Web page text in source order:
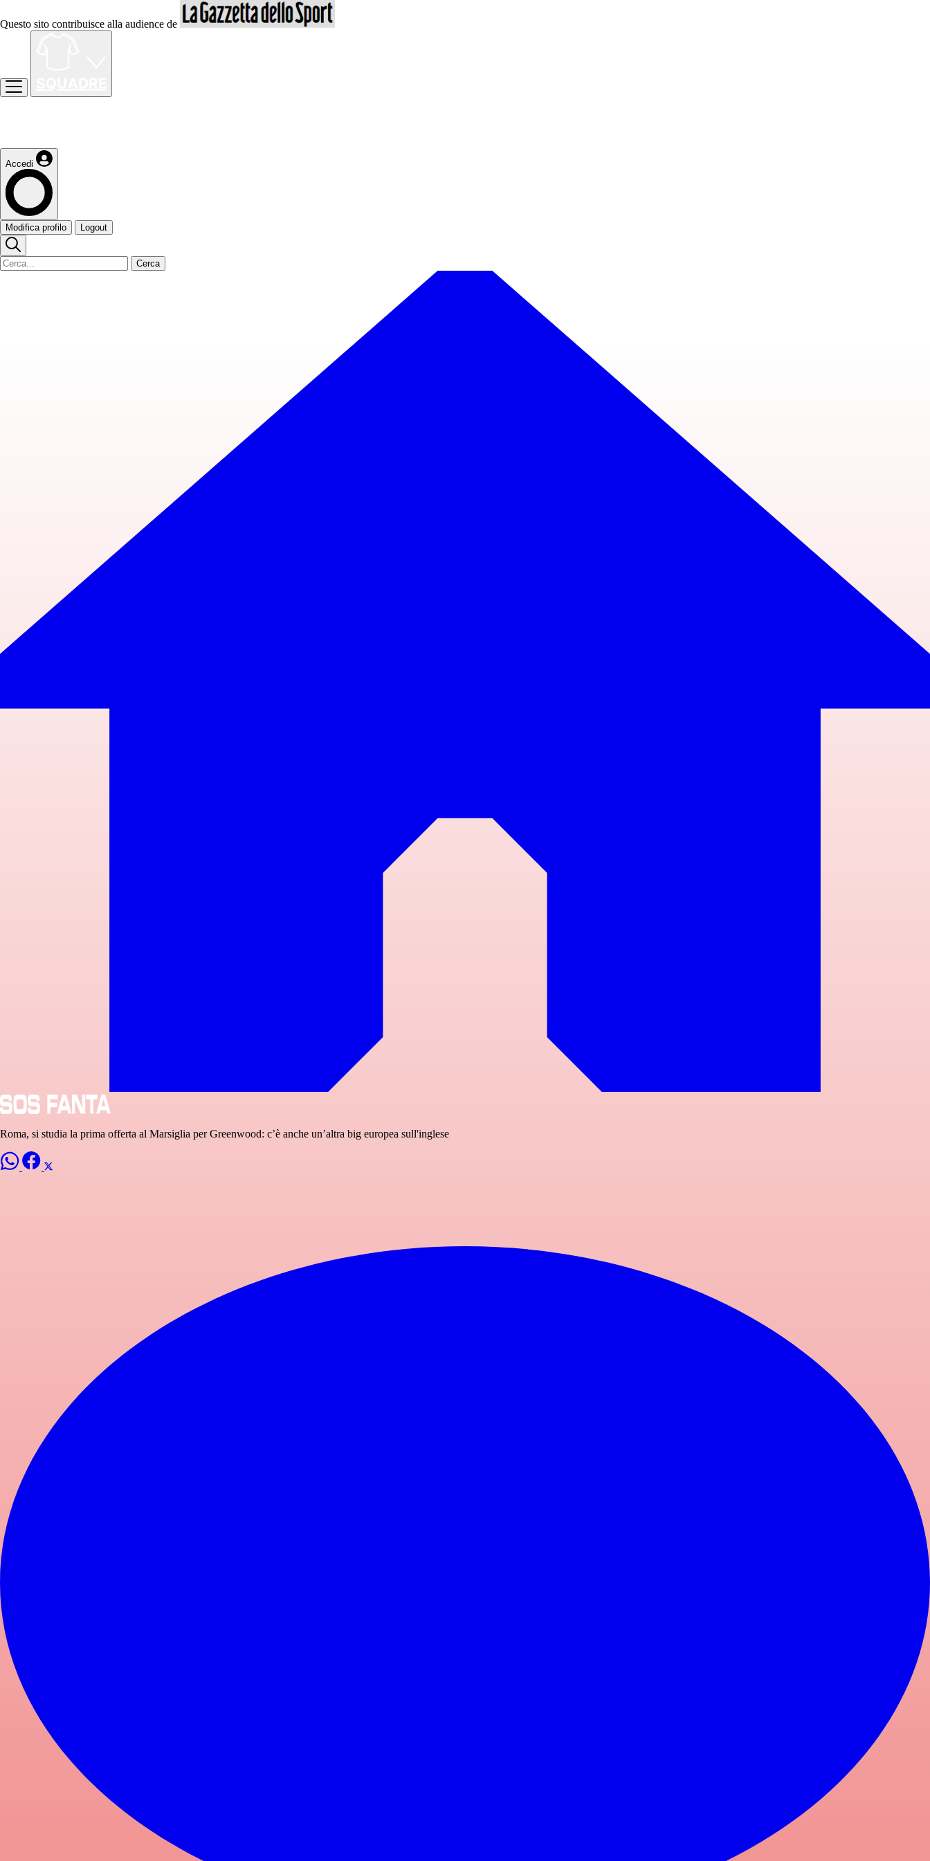
Questo sito contribuisce alla audience de
Accedi
Modifica profilo Logout
Cerca
Roma, si studia la prima offerta al Marsiglia per Greenwood: c’è anche un’altra big europea sull'inglese